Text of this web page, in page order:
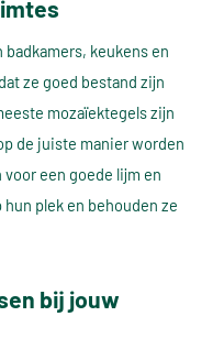
keukens en
ze goed bestand zijn
mozaïektegels zijn
de juiste manier worden
een goede lijm en
plek en behouden ze
bij jouw